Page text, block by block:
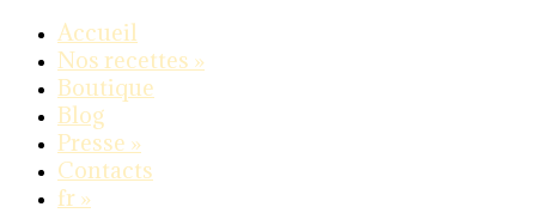
Accueil
Nos recettes »
Boutique
Blog
Presse »
Contacts
fr »